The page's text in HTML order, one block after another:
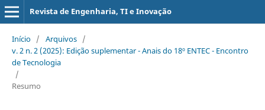
Revista de Engenharia, TI e Inovação
Início / Arquivos /
v. 2 n. 2 (2025): Edição suplementar - Anais do 18º ENTEC - Encontro
de Tecnologia
/
Resumo